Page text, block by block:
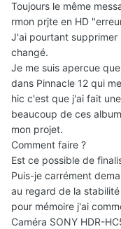
Toujours le même
rmon prjte en HD
J'ai pourtant supprimer
changé.
Je me suis apercue
dans Pinnacle 12 qui
hic c'est que j'ai fait
beaucoup de ces
mon projet.
Comment faire ?
Est ce possible de
Puis-je carrément
au regard de la
pour mémoire j'ai
Caméra SONY HDR-